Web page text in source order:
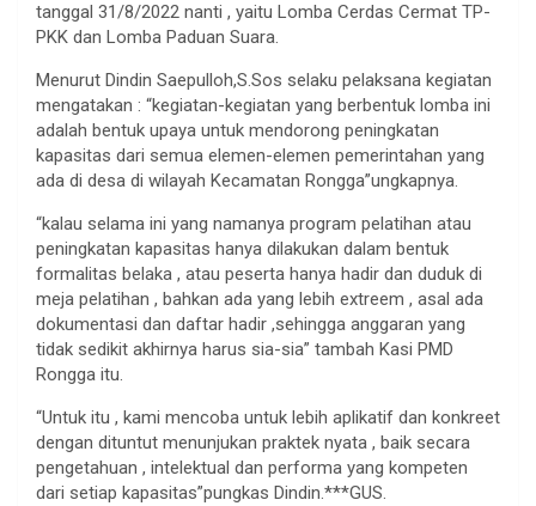
tanggal 31/8/2022 nanti , yaitu Lomba Cerdas Cermat TP-
PKK dan Lomba Paduan Suara.
Menurut Dindin Saepulloh,S.Sos selaku pelaksana kegiatan
mengatakan : “kegiatan-kegiatan yang berbentuk lomba ini
adalah bentuk upaya untuk mendorong peningkatan
kapasitas dari semua elemen-elemen pemerintahan yang
ada di desa di wilayah Kecamatan Rongga”ungkapnya.
“kalau selama ini yang namanya program pelatihan atau
peningkatan kapasitas hanya dilakukan dalam bentuk
formalitas belaka , atau peserta hanya hadir dan duduk di
meja pelatihan , bahkan ada yang lebih extreem , asal ada
dokumentasi dan daftar hadir ,sehingga anggaran yang
tidak sedikit akhirnya harus sia-sia” tambah Kasi PMD
Rongga itu.
“Untuk itu , kami mencoba untuk lebih aplikatif dan konkreet
dengan dituntut menunjukan praktek nyata , baik secara
pengetahuan , intelektual dan performa yang kompeten
dari setiap kapasitas”pungkas Dindin.***GUS.